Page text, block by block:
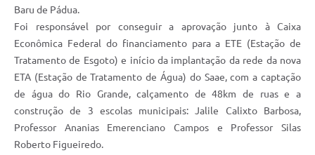
Baru de Pádua.
Foi responsável por conseguir a aprovação junto à Caixa
Econômica Federal do financiamento para a ETE (Estação de
Tratamento de Esgoto) e início da implantação da rede da nova
ETA (Estação de Tratamento de Água) do Saae, com a captação
de água do Rio Grande, calçamento de 48km de ruas e a
construção de 3 escolas municipais: Jalile Calixto Barbosa,
Professor Ananias Emerenciano Campos e Professor Silas
Roberto Figueiredo.